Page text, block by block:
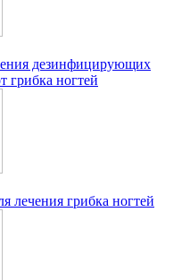
дезинфицирующих
грибка ногтей
лечения грибка ногтей